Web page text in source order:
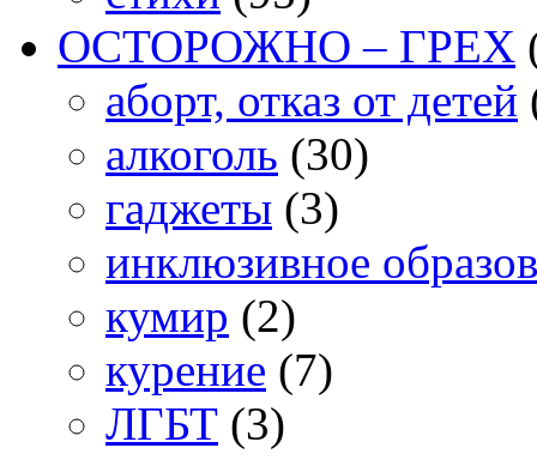
ОСТОРОЖНО – ГРЕХ
аборт, отказ от детей
алкоголь (30)
гаджеты (3)
инклюзивное
кумир (2)
курение (7)
ЛГБТ (3)